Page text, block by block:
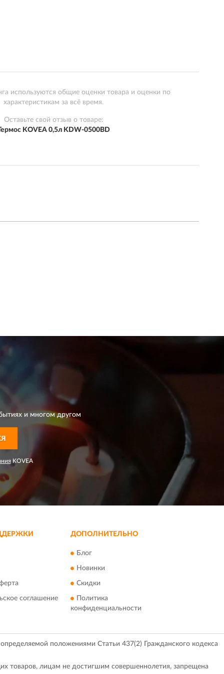
используются общие оценки товара и оценки по
характеристикам за всё время.
Оставьте свой отзыв о товаре:
KOVEA 0,5л KDW-0500BD
и многом другом
KOVEA
соглашение
ДОПОЛНИТЕЛЬНО
Блог
Новинки
Скидки
Политика
конфиденциальности
положениями Статьи 437(2) Гражданского кодекса
товаров, лицам не достигшим совершеннолетия, запрещена